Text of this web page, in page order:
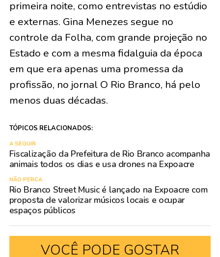
primeira noite, como entrevistas no estúdio
e externas. Gina Menezes segue no
controle da Folha, com grande projeção no
Estado e com a mesma fidalguia da época
em que era apenas uma promessa da
profissão, no jornal O Rio Branco, há pelo
menos duas décadas.
TÓPICOS RELACIONADOS:
A SEGUIR
Fiscalização da Prefeitura de Rio Branco acompanha
animais todos os dias e usa drones na Expoacre
NÃO PERCA
Rio Branco Street Music é lançado na Expoacre com
proposta de valorizar músicos locais e ocupar
espaços públicos
VOCÊ PODE GOSTAR